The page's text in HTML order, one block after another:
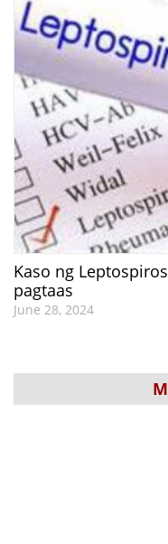
Kaso ng
pagtaas
June 28, 2024